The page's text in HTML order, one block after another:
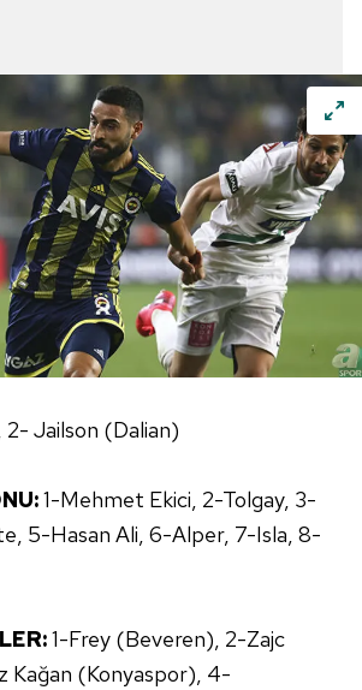
Jailson (Dalian)
1-Mehmet Ekici, 2-Tolgay, 3-
5-Hasan Ali, 6-Alper, 7-Isla, 8-
1-Frey (Beveren), 2-Zajc
Kağan (Konyaspor), 4-